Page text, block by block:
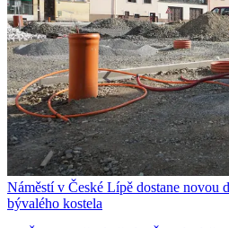
Náměstí v České Lípě dostane novou
bývalého kostela